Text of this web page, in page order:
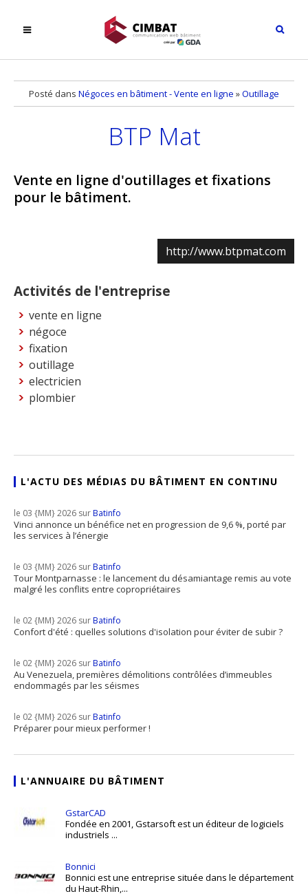
Posté dans Négoces en bâtiment - Vente en ligne »Outillage
BTP Mat
Vente en ligne d'outillages et fixations
pour le bâtiment.
http://www.btpmat.com
Activités de l'entreprise
vente en ligne
négoce
fixation
outillage
electricien
plombier
L'ACTU DES MÉDIAS DU BÂTIMENT EN CONTINU
le 03 {MM} 2026 surBatinfo
Vinci annonce un bénéfice net en progression de 9,6 %, porté par
les services à l’énergie
le 03 {MM} 2026 surBatinfo
Tour Montparnasse : le lancement du désamiantage remis au vote
malgré les conflits entre copropriétaires
le 02 {MM} 2026 surBatinfo
Confort d'été : quelles solutions d'isolation pour éviter de subir ?
le 02 {MM} 2026 surBatinfo
Au Venezuela, premières démolitions contrôlées d’immeubles
endommagés par les séismes
le 02 {MM} 2026 surBatinfo
Préparer pour mieux performer !
L'ANNUAIRE DU BÂTIMENT
GstarCAD
Fondée en 2001, Gstarsoft est un éditeur de logiciels
industriels ...
Bonnici
Bonnici est une entreprise située dans le département
du Haut-Rhin,...